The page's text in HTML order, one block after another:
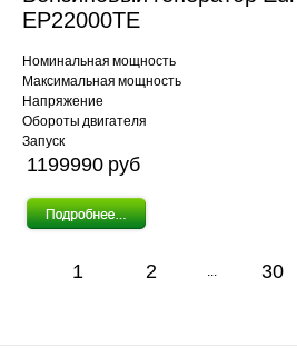
EP22000TE
Номинальная мощность
Максимальная мощность
Напряжение
Обороты двигателя
Запуск
1199990 pуб
1 2 ... 30